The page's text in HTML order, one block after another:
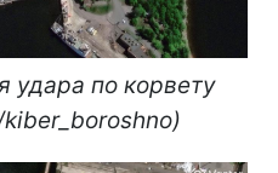
удара по корвету